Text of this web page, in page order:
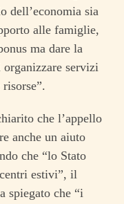
dell’economia sia
alle famiglie,
ma dare la
servizi
che l’appello
anche un aiuto
che “lo Stato
estivi”, il
spiegato che “i